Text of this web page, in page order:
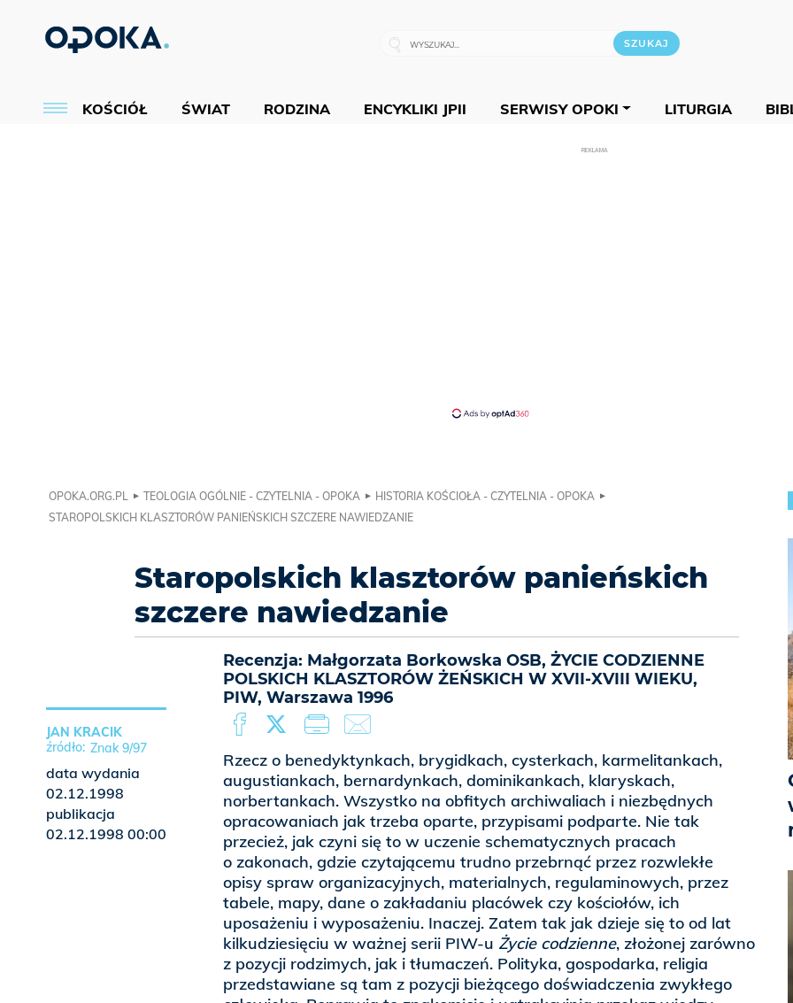
KOŚCIÓŁ ŚWIAT RODZINA ENCYKLIKI JPII SERWISY OPOKI LITURGIA
REKLAMA
OPOKA.ORG.PL TEOLOGIA OGÓLNIE - CZYTELNIA - OPOKA
HISTORIA KOŚCIOŁA - CZYTELNIA - OPOKA
STAROPOLSKICH KLASZTORÓW PANIEŃSKICH SZCZERE NAWIEDZANIE
Staropolskich klasztorów panieńskich
szczere nawiedzanie
Recenzja: Małgorzata Borkowska OSB, ŻYCIE CODZIENNE
POLSKICH KLASZTORÓW ŻEŃSKICH W XVII-XVIII WIEKU,
PIW, Warszawa 1996
Rzecz o benedyktynkach, brygidkach, cysterkach, karmelitankach,
augustiankach, bernardynkach, dominikankach, klaryskach,
norbertankach. Wszystko na obfitych archiwaliach i niezbędnych
opracowaniach jak trzeba oparte, przypisami podparte. Nie tak
przecież, jak czyni się to w uczenie schematycznych pracach
o zakonach, gdzie czytającemu trudno przebrnąć przez rozwlekłe
opisy spraw organizacyjnych, materialnych, regulaminowych, przez
tabele, mapy, dane o zakładaniu placówek czy kościołów, ich
uposażeniu i wyposażeniu. Inaczej. Zatem tak jak dzieje się to od lat
kilkudziesięciu w ważnej serii PIW-u Życie codzienne, złożonej zarówno
z pozycji rodzimych, jak i tłumaczeń. Polityka, gospodarka, religia
przedstawiane są tam z pozycji bieżącego doświadczenia zwykłego
JAN KRACIK
Znak 9/97
data wydania
02.12.1998
publikacja
02.12.1998 00:00